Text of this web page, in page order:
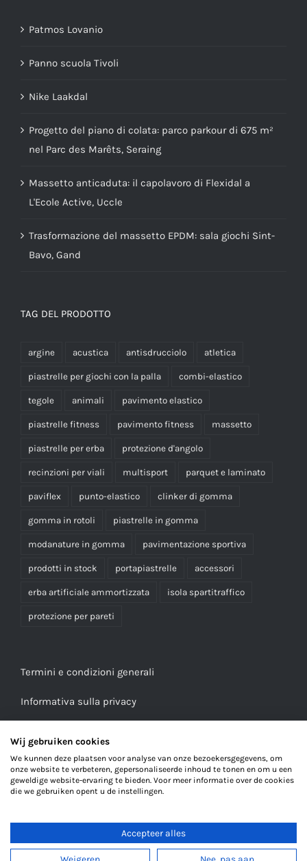
Patmos Lovanio
Panno scuola Tivoli
Nike Laakdal
Progetto del piano di colata: parco parkour di 675 m²
nel Parc des Marêts, Seraing
Massetto anticaduta: il capolavoro di Flexidal a
L'Ecole Active, Uccle
Trasformazione del massetto EPDM: sala giochi Sint-
Bavo, Gand
TAG DEL PRODOTTO
argine acustica antisdrucciolo atletica
piastrelle per giochi con la palla combi-elastico
tegole animali pavimento elastico
piastrelle fitness pavimento fitness massetto
piastrelle per erba protezione d'angolo
recinzioni per viali multisport parquet e laminato
paviflex punto-elastico clinker di gomma
gomma in rotoli piastrelle in gomma
modanature in gomma pavimentazione sportiva
prodotti in stock portapiastrelle accessori
erba artificiale ammortizzata isola spartitraffico
protezione per pareti
Termini e condizioni generali
Informativa sulla privacy
© Copyright 2023
Wij gebruiken cookies
We kunnen deze plaatsen voor analyse van onze bezoekersgegevens, om
onze website te verbeteren, gepersonaliseerde inhoud te tonen en om u een
geweldige website-ervaring te bieden. Voor meer informatie over de cookies
die we gebruiken opent u de instellingen.
Accepteer alles